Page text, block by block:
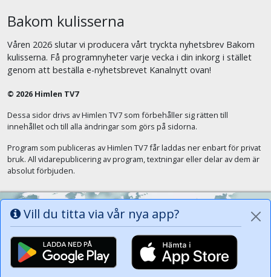
Bakom kulisserna
Våren 2026 slutar vi producera vårt tryckta nyhetsbrev Bakom
kulisserna. Få programnyheter varje vecka i din inkorg i stället
genom att beställa e-nyhetsbrevet Kanalnytt ovan!
Vill du titta via vår nya app?
© 2026 Himlen TV7
Dessa sidor drivs av Himlen TV7 som förbehåller sig rätten till
innehållet och till alla ändringar som görs på sidorna.
Program som publiceras av Himlen TV7 får laddas ner enbart för privat
bruk. All vidarepublicering av program, textningar eller delar av dem är
absolut förbjuden.
Alla tungor ska bekänna att Jesus Kristus
är Herren, Gud Fadern till ära. (Fil 2:11)